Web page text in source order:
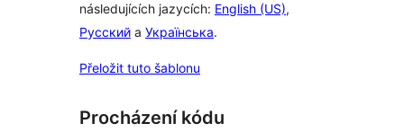
následujících jazycích: English (US),
Русский a Українська.
Přeložit tuto šablonu
Procházení kódu